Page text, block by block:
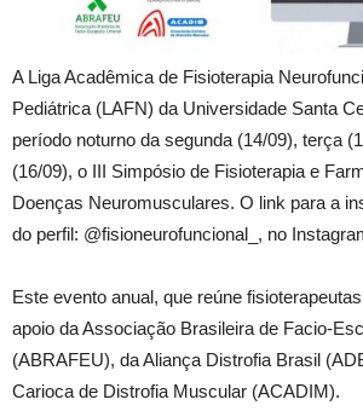
A Liga Acadêmica de Fisioterapia
Pediátrica (LAFN) da Universidade Santa
período noturno da segunda (14/09), terça
(16/09), o III Simpósio de Fisioterapia e
Doenças Neuromusculares. O link para a
do perfil: @fisioneurofuncional_, no
Este evento anual, que reúne
apoio da Associação Brasileira de Facio-
(ABRAFEU), da Aliança Distrofia Brasil
Carioca de Distrofia Muscular (ACADIM).